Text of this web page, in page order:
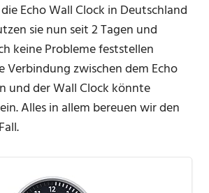
Echo Wall Clock in Deutschland
sie nun seit 2 Tagen und
keine Probleme feststellen
Verbindung zwischen dem Echo
und der Wall Clock könnte
Alles in allem bereuen wir den